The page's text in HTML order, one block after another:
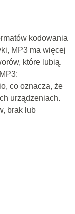
kodowania
MP3 ma więcej
które lubią.
co oznacza, że
urządzeniach.
brak lub